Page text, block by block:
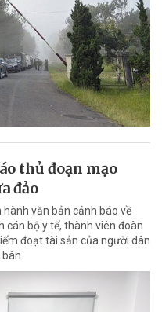
thủ đoạn mạo
đảo
văn bản cảnh báo về
cán bộ y tế, thành viên đoàn
đoạt tài sản của người dân